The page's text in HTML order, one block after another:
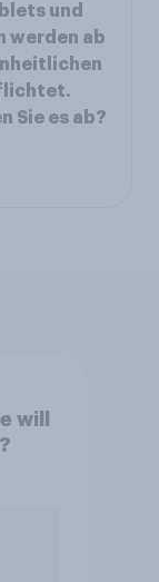
und
werden ab
Sie es ab?
will